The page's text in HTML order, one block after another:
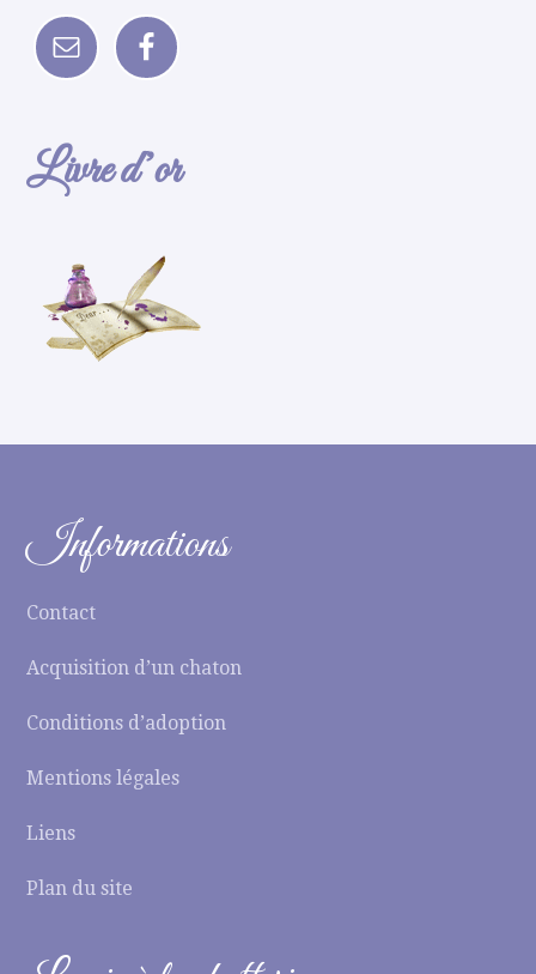
Livre d’or
Informations
Contact
Acquisition d’un chaton
Conditions d’adoption
Mentions légales
Liens
Plan du site